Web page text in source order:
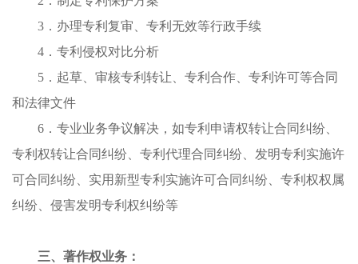
3． 办理专利复审、专利无效等行政手续
4． 专利侵权对比分析
5． 起草、审核专利转让、专利合作、专利许可等合同
和法律文件
6． 专业业务争议解决，如专利申请权转让合同纠纷、
专利权转让合同纠纷、专利代理合同纠纷、发明专利实施许
可合同纠纷、实用新型专利实施许可合同纠纷、专利权权属
纠纷、侵害发明专利权纠纷等
三、 著作权业务 ：